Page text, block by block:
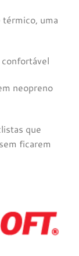
uma
neopreno
que
ficarem